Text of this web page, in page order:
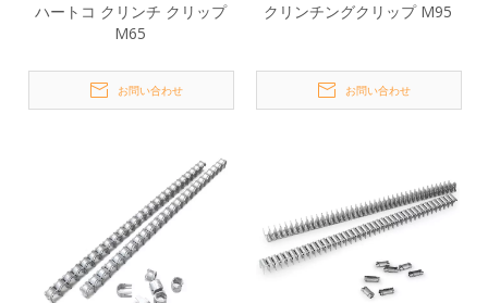
ハートコ クリンチ クリップ
M65
お問い合わせ
クリンチングクリップ M95
お問い合わせ